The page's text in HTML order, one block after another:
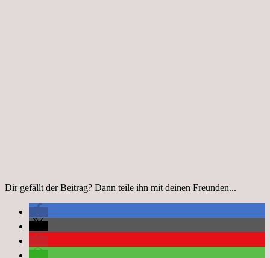
Dir gefällt der Beitrag? Dann teile ihn mit deinen Freunden...